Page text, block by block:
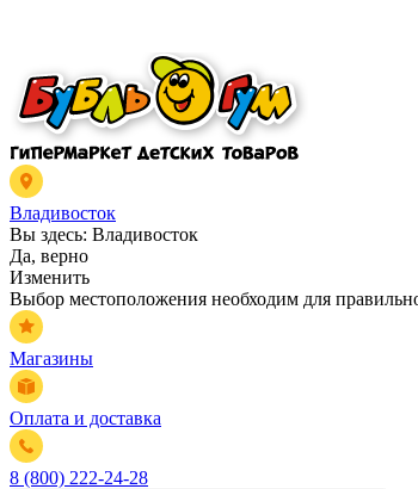
Владивосток
Вы здесь: Владивосток
Да, верно
Изменить
Выбор местоположения необходим для
Магазины
Оплата и доставка
8 (800) 222-24-28